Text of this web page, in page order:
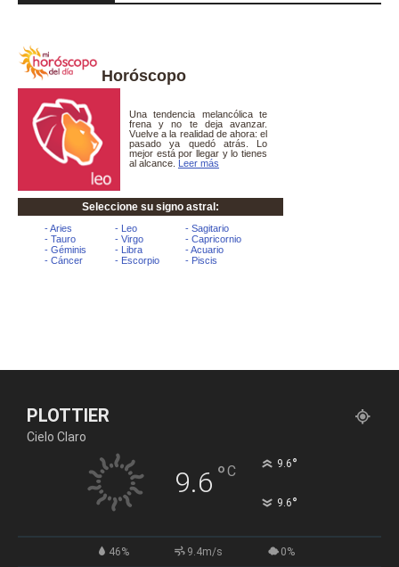
Horóscopo
PLOTTIER
Cielo Claro
9.6 °C 9.6°
9.6°
46% 9.4m/s 0%